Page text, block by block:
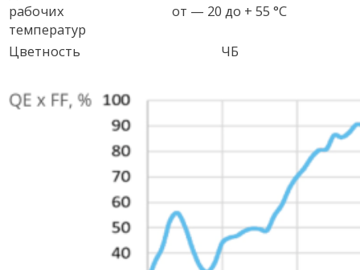
рабочих
температур
от — 20 до + 55 °С
Цветность ЧБ